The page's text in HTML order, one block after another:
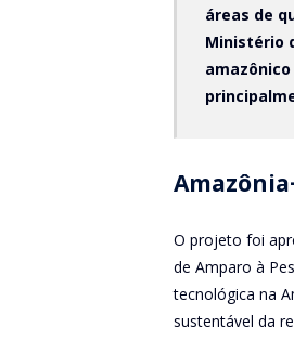
áreas de
Ministério
O projeto foi
de Amparo à
tecnológica na
sustentável da